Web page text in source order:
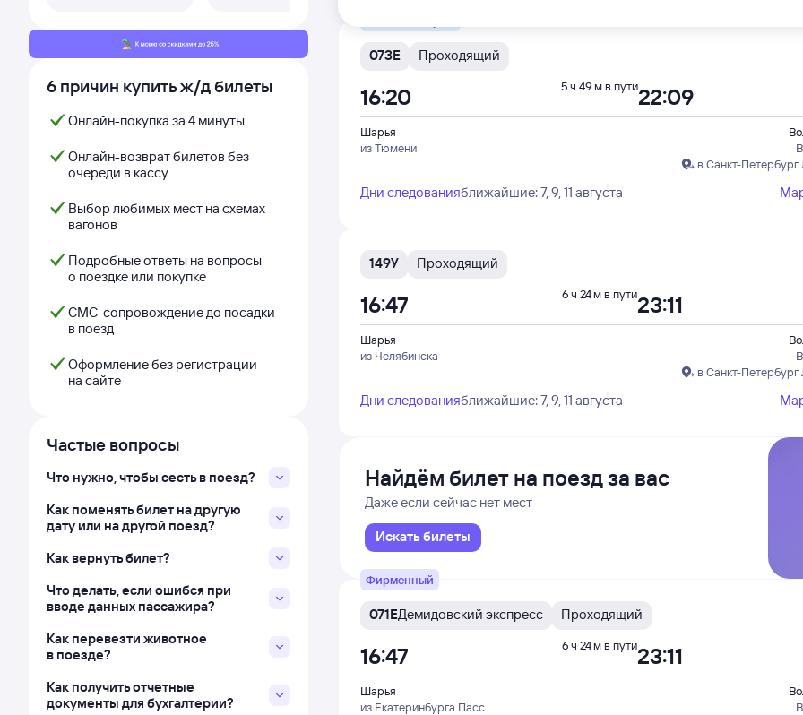
6 причин купить ж/д билеты
Онлайн-покупка за 4 минуты
Онлайн-возврат билетов без
очереди в кассу
Выбор любимых мест на схемах
вагонов
Подробные ответы на вопросы
о поездке или покупке
СМС-сопровождение до посадки
в поезд
Оформление без регистрации
на сайте
Частые вопросы
Что нужно, чтобы сесть в поезд?
Как поменять билет на другую
дату или на другой поезд?
Как вернуть билет?
Что делать, если ошибся при
вводе данных пассажира?
Как перевезти животное
в поезде?
Как получить отчетные
документы для бухгалтерии?
073Е Проходящий
Шарья
из Тюмени
в Санкт-Петербург
16:20 22:09
5 ч 49 м в пути
Дни следованияближайшие: 7, 9, 11 августа
149У Проходящий
Шарья
из Челябинска
в Санкт-Петербург
16:47 23:11
6 ч 24 м в пути
Дни следованияближайшие: 7, 9, 11 августа
Найдём билет на поезд за вас
Даже если сейчас нет мест
Искать билеты
Фирменный
071ЕДемидовский экспресс Проходящий
Шарья
из Екатеринбурга Пасс.
16:47 23:11
6 ч 24 м в пути